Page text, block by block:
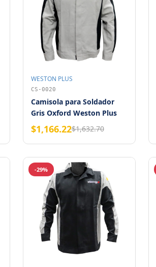
WESTON PLUS
CS-0020
Camisola para Soldador
Gris Oxford Weston Plus
Talla M
$1,166.22$1,632.70
-29%